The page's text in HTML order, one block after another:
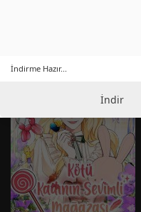
İndirme Hazır...
İndir